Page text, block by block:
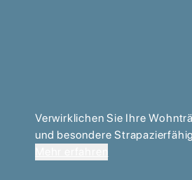
Verwirklichen Sie Ihre
und besondere